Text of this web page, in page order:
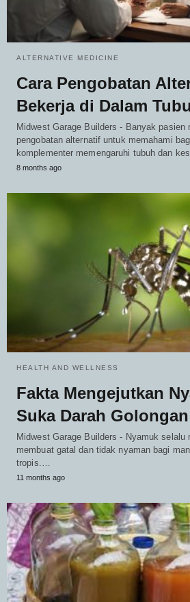
ALTERNATIVE MEDICINE
Cara Pengobatan
Bekerja di Dalam
Midwest Garage Builders - Banyak pasien
pengobatan alternatif untuk memahami
komplementer memengaruhi tubuh dan
8 months ago
HEALTH AND WELLNESS
Fakta Mengejutkan
Suka Darah
Midwest Garage Builders - Nyamuk selalu
membuat gatal dan tidak nyaman bagi
tropis.…
11 months ago